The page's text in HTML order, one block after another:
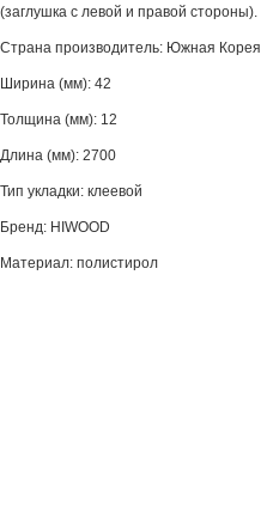
(заглушка с левой и правой стороны).
Страна производитель: Южная Корея
Ширина (мм): 42
Толщина (мм): 12
Длина (мм): 2700
Тип укладки: клеевой
Бренд: HIWOOD
Материал: полистирол